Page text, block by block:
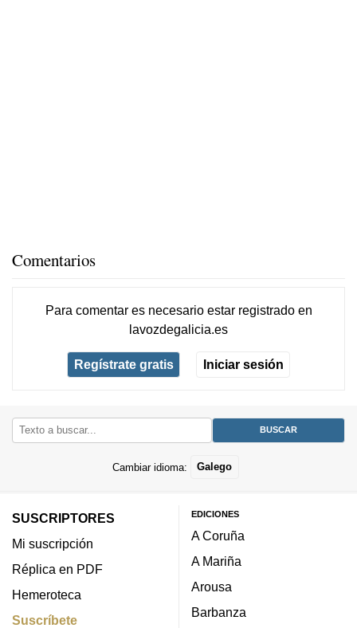
Comentarios
Para comentar es necesario estar registradoen
lavozdegalicia.es
Regístrate gratis Iniciar sesión
Cambiar idioma: Galego
SUSCRIPTORES
Mi suscripción
Réplica en PDF
Hemeroteca
Suscríbete
EDICIONES
A Coruña
A Mariña
Arousa
Barbanza